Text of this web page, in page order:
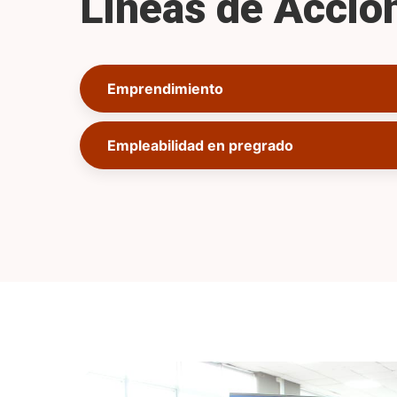
Emprendimiento
Empleabilidad en pregrado